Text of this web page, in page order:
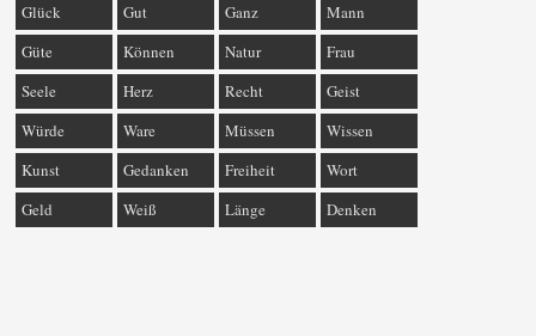
Glück
Gut Ganz
Mann
Güte
Können Natur
Frau
Seele
Herz Recht
Geist
Würde
Ware Müssen
Wissen
Kunst
Gedanken Freiheit
Wort
Geld
Weiß Länge Denken